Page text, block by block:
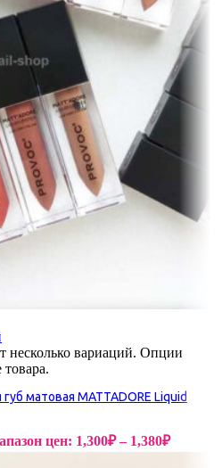
несколько вариаций. Опции
матовая MATTADORE Liquid
цен: 1,300₽ – 1,380₽